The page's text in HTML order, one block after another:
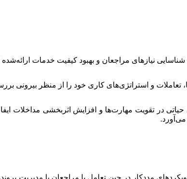
نیازهای مراجعان و بهبود کیفیت خدمات
تعاملات و استراتژی‌های کاری خود را از منظر بیرونی
در تقویت مهارت‌ها و افزایش اثربخشی مداخلات
مددکار در حین تعامل با مراجعان یا مدیریت